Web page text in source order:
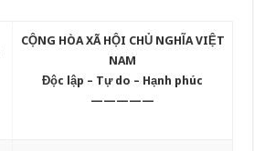
CỘNG HÒA XÃ HỘI CHỦ NGHĨA VIỆT
NAM
Độc lập – Tự do – Hạnh phúc
—————